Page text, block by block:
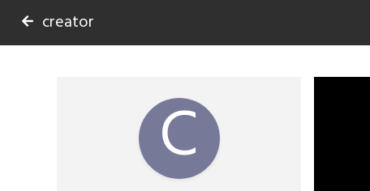
creator
C